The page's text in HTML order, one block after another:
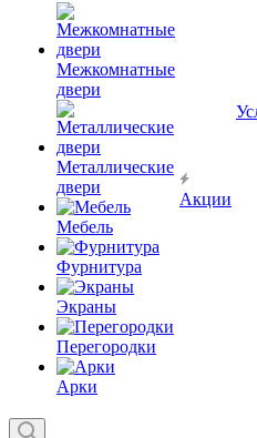
Межкомнатные
двери
Металлические
двери
Мебель
Фурнитура
Экраны
Перегородки
Арки
Акции